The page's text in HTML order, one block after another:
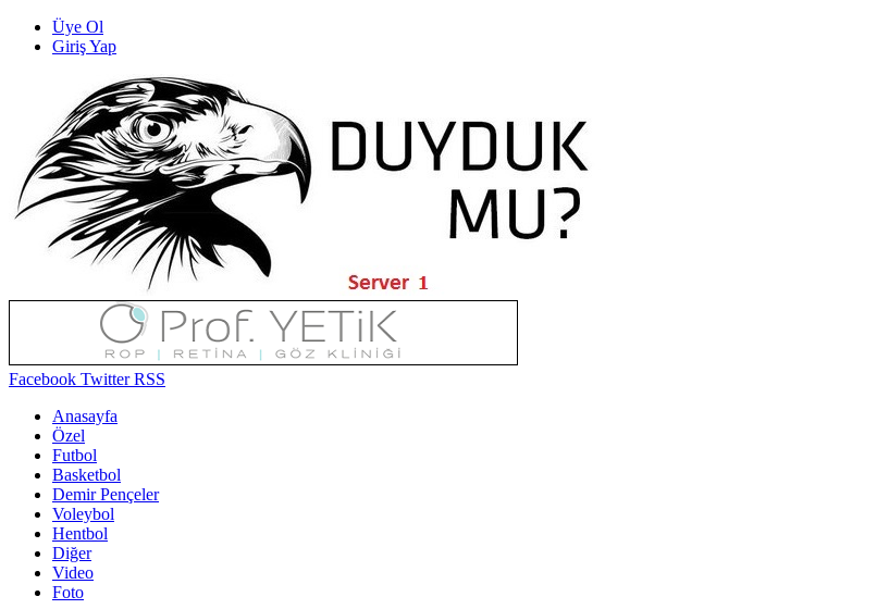
Üye Ol
Giriş Yap
Facebook TwitterRSS
Anasayfa
Özel
Futbol
Basketbol
Demir Pençeler
Voleybol
Hentbol
Diğer
Video
Foto